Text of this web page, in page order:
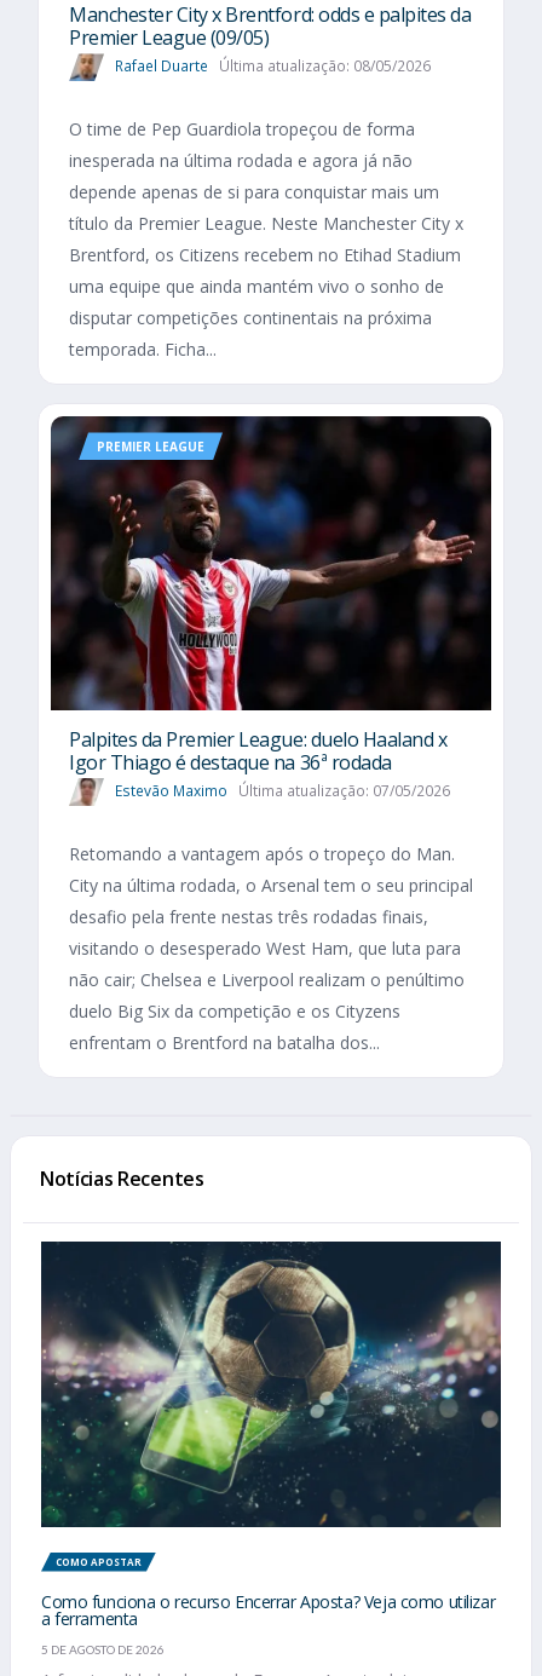
Manchester City x Brentford: odds e palpites da
Premier League (09/05)
Rafael Duarte Última atualização: 08/05/2026
O time de Pep Guardiola tropeçou de forma
inesperada na última rodada e agora já não
depende apenas de si para conquistar mais um
título da Premier League. Neste Manchester City x
Brentford, os Citizens recebem no Etihad Stadium
uma equipe que ainda mantém vivo o sonho de
disputar competições continentais na próxima
temporada. Ficha...
PREMIER LEAGUE
Palpites da Premier League: duelo Haaland x
Igor Thiago é destaque na 36ª rodada
Estevão Maximo Última atualização: 07/05/2026
Retomando a vantagem após o tropeço do Man.
City na última rodada, o Arsenal tem o seu principal
desafio pela frente nestas três rodadas finais,
visitando o desesperado West Ham, que luta para
não cair; Chelsea e Liverpool realizam o penúltimo
duelo Big Six da competição e os Cityzens
enfrentam o Brentford na batalha dos...
Notícias Recentes
COMO APOSTAR
Como funciona o recurso Encerrar Aposta? Veja como utilizar
a ferramenta
5 DE AGOSTO DE 2026